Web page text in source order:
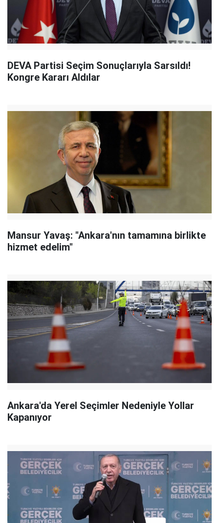
DEVA Partisi Seçim Sonuçlarıyla Sarsıldı!
Kongre Kararı Aldılar
Mansur Yavaş: "Ankara'nın tamamına birlikte
hizmet edelim"
Ankara'da Yerel Seçimler Nedeniyle Yollar
Kapanıyor